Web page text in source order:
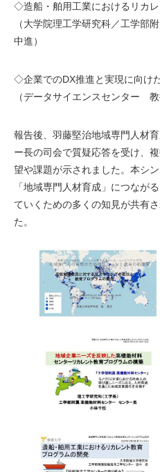
◇造船・舶用工業におけるリカ
（大学院理工学研究科／工学部
中進）
◇企業でのDX推進と実現に向け
（データサイエンスセンター
報告後、羽藤堅治地域専門人材
ー長の司会で質疑応答を受け、
望や課題が示されました。本シ
「地域専門人材育成」につなが
ていくための多くの知見が共有
た。